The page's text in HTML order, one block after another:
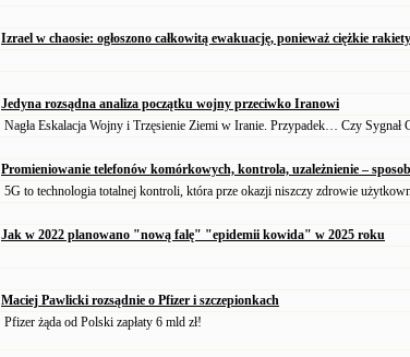
Izrael w chaosie: ogłoszono całkowitą ewakuację, ponieważ ciężkie
Jedyna rozsądna analiza początku wojny przeciwko Iranowi
Nagła Eskalacja Wojny i Trzęsienie Ziemi w Iranie. Przypadek… Czy Sygnał
Promieniowanie telefonów komórkowych, kontrola, uzależnienie –
5G to technologia totalnej kontroli, która prze okazji niszczy zdrowie
Jak w 2022 planowano "nową falę" "epidemii kowida" w 2025 roku
Maciej Pawlicki rozsądnie o Pfizer i szczepionkach
Pfizer żąda od Polski zapłaty 6 mld zł!